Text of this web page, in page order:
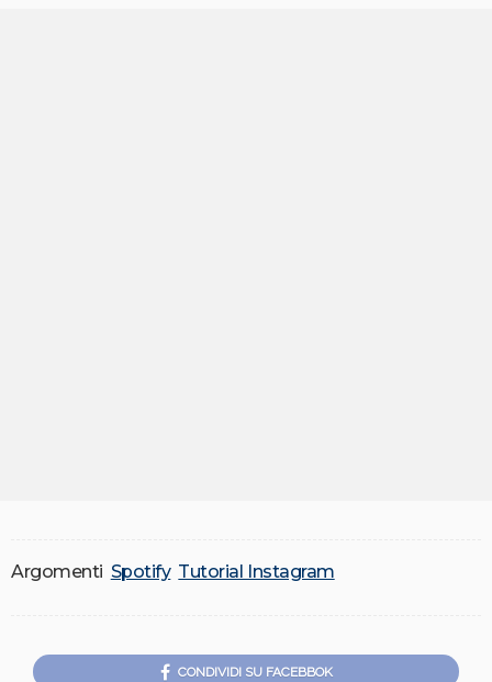
Argomenti Spotify Tutorial Instagram
CONDIVIDI SU FACEBBOK